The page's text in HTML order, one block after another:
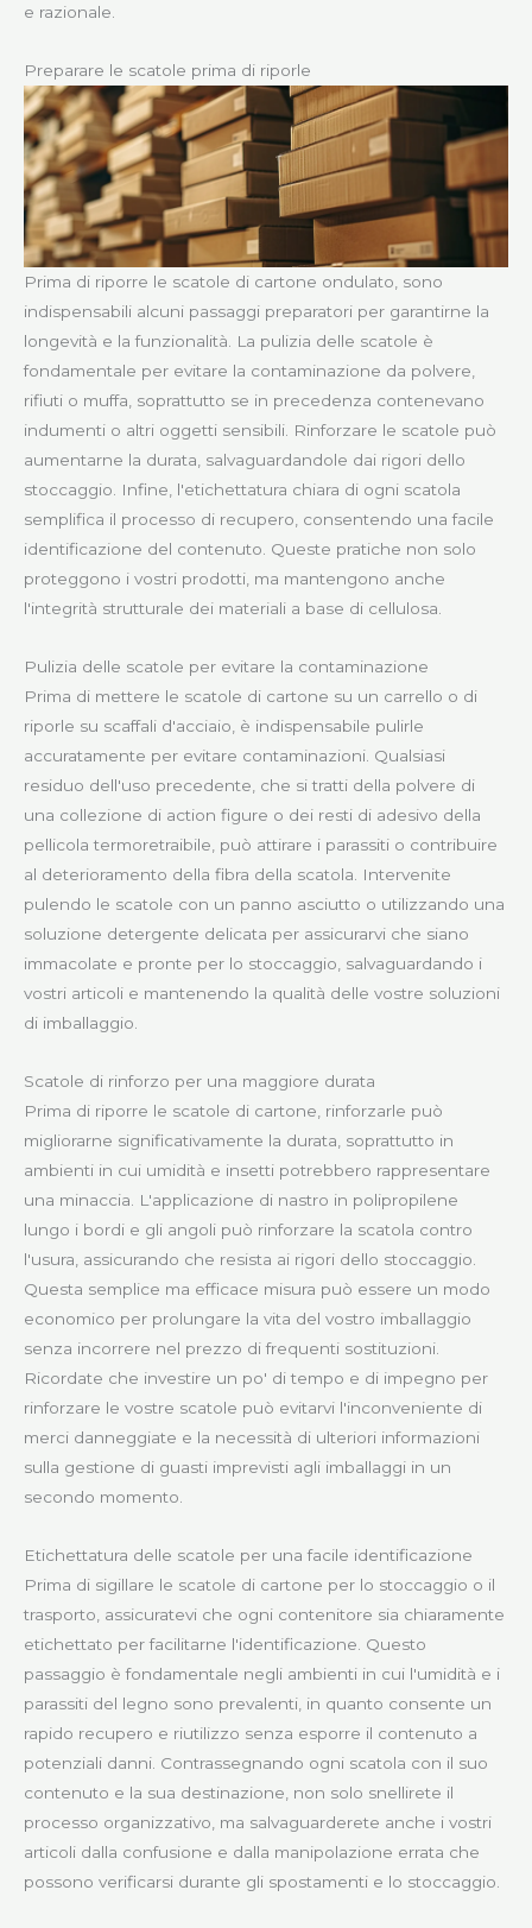
e razionale.
Preparare le scatole prima di riporle
Prima di riporre le scatole di cartone ondulato, sono
indispensabili alcuni passaggi preparatori per garantirne la
longevità e la funzionalità. La pulizia delle scatole è
fondamentale per evitare la contaminazione da polvere,
rifiuti o muffa, soprattutto se in precedenza contenevano
indumenti o altri oggetti sensibili. Rinforzare le scatole può
aumentarne la durata, salvaguardandole dai rigori dello
stoccaggio. Infine, l'etichettatura chiara di ogni scatola
semplifica il processo di recupero, consentendo una facile
identificazione del contenuto. Queste pratiche non solo
proteggono i vostri prodotti, ma mantengono anche
l'integrità strutturale dei materiali a base di cellulosa.
Pulizia delle scatole per evitare la contaminazione
Prima di mettere le scatole di cartone su un carrello o di
riporle su scaffali d'acciaio, è indispensabile pulirle
accuratamente per evitare contaminazioni. Qualsiasi
residuo dell'uso precedente, che si tratti della polvere di
una collezione di action figure o dei resti di adesivo della
pellicola termoretraibile, può attirare i parassiti o contribuire
al deterioramento della fibra della scatola. Intervenite
pulendo le scatole con un panno asciutto o utilizzando una
soluzione detergente delicata per assicurarvi che siano
immacolate e pronte per lo stoccaggio, salvaguardando i
vostri articoli e mantenendo la qualità delle vostre soluzioni
di imballaggio.
Scatole di rinforzo per una maggiore durata
Prima di riporre le scatole di cartone, rinforzarle può
migliorarne significativamente la durata, soprattutto in
ambienti in cui umidità e insetti potrebbero rappresentare
una minaccia. L'applicazione di nastro in polipropilene
lungo i bordi e gli angoli può rinforzare la scatola contro
l'usura, assicurando che resista ai rigori dello stoccaggio.
Questa semplice ma efficace misura può essere un modo
economico per prolungare la vita del vostro imballaggio
senza incorrere nel prezzo di frequenti sostituzioni.
Ricordate che investire un po' di tempo e di impegno per
rinforzare le vostre scatole può evitarvi l'inconveniente di
merci danneggiate e la necessità di ulteriori informazioni
sulla gestione di guasti imprevisti agli imballaggi in un
secondo momento.
Etichettatura delle scatole per una facile identificazione
Prima di sigillare le scatole di cartone per lo stoccaggio o il
trasporto, assicuratevi che ogni contenitore sia chiaramente
etichettato per facilitarne l'identificazione. Questo
passaggio è fondamentale negli ambienti in cui l'umidità e i
parassiti del legno sono prevalenti, in quanto consente un
rapido recupero e riutilizzo senza esporre il contenuto a
potenziali danni. Contrassegnando ogni scatola con il suo
contenuto e la sua destinazione, non solo snellirete il
processo organizzativo, ma salvaguarderete anche i vostri
articoli dalla confusione e dalla manipolazione errata che
possono verificarsi durante gli spostamenti e lo stoccaggio.